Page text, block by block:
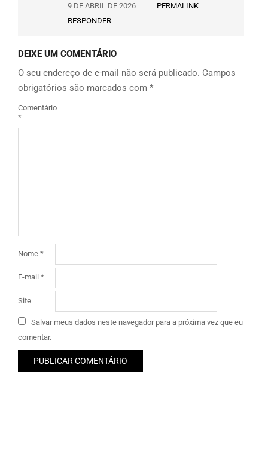
9 DE ABRIL DE 2026
PERMALINK
RESPONDER
DEIXE UM COMENTÁRIO
O seu endereço de e-mail não será publicado. Campos
obrigatórios são marcados com *
Comentário
*
Nome *
E-mail *
Site
Salvar meus dados neste navegador para a próxima vez que eu
comentar.